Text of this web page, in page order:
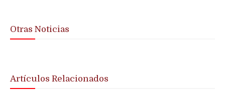
Otras Noticias
Artículos Relacionados